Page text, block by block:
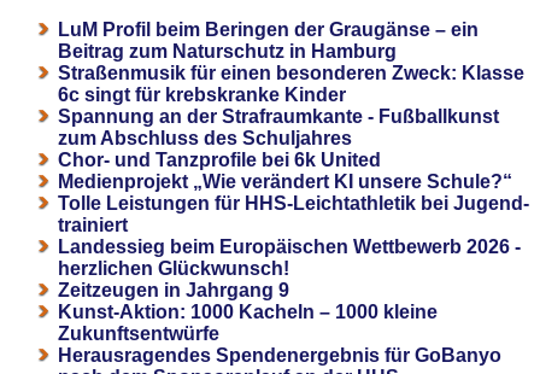
LuM Profil beim Beringen der Graugänse – ein
Beitrag zum Naturschutz in Hamburg
Straßenmusik für einen besonderen Zweck: Klasse
6c singt für krebskranke Kinder
Spannung an der Strafraumkante - Fußballkunst
zum Abschluss des Schuljahres
Chor- und Tanzprofile bei 6k United
Medienprojekt „Wie verändert KI unsere Schule?“
Tolle Leistungen für HHS-Leichtathletik bei Jugend-
trainiert
Landessieg beim Europäischen Wettbewerb 2026 -
herzlichen Glückwunsch!
Zeitzeugen in Jahrgang 9
Kunst-Aktion: 1000 Kacheln – 1000 kleine
Zukunftsentwürfe
Herausragendes Spendenergebnis für GoBanyo